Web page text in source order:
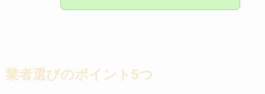
業者選びのポイント5つ